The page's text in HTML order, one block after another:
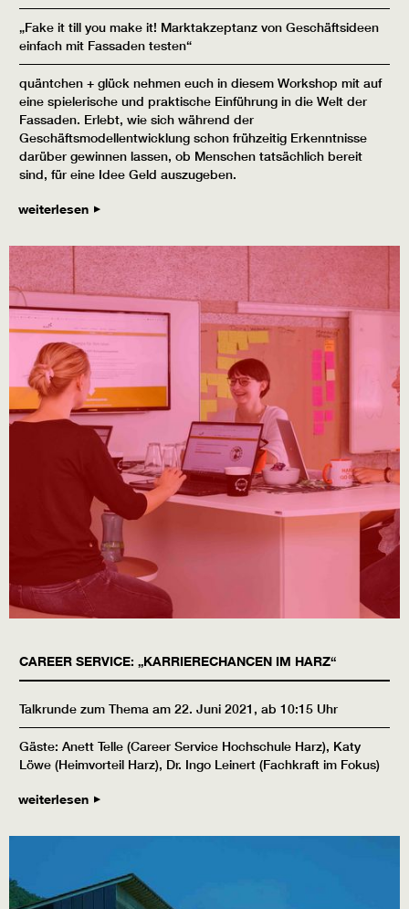
„Fake it till you make it! Marktakzeptanz von Geschäftsideen
einfach mit Fassaden testen“
quäntchen + glück nehmen euch in diesem Workshop mit auf
eine spielerische und praktische Einführung in die Welt der
Fassaden. Erlebt, wie sich während der
Geschäftsmodellentwicklung schon frühzeitig Erkenntnisse
darüber gewinnen lassen, ob Menschen tatsächlich bereit
sind, für eine Idee Geld auszugeben.
weiterlesen
CAREER SERVICE: „KARRIERECHANCEN IM HARZ“
Talkrunde zum Thema am 22. Juni 2021, ab 10:15 Uhr
Gäste: Anett Telle (Career Service Hochschule Harz), Katy
Löwe (Heimvorteil Harz), Dr. Ingo Leinert (Fachkraft im Fokus)
weiterlesen